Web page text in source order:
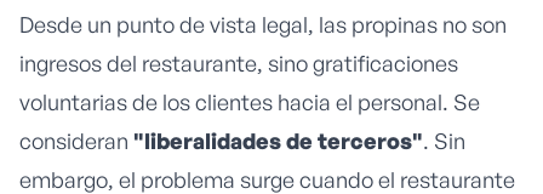
Desde un punto de vista legal, las propinas no son
ingresos del restaurante, sino gratificaciones
voluntarias de los clientes hacia el personal. Se
consideran "liberalidades de terceros". Sin
embargo, el problema surge cuando el restaurante